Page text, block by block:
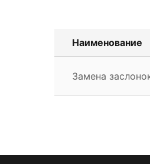
Наименование
Замена